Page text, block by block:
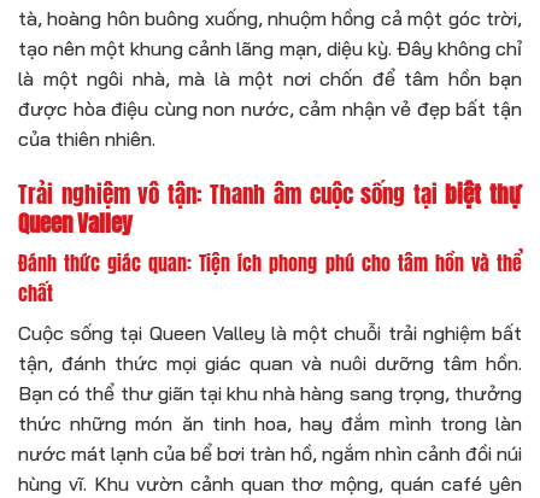
tà, hoàng hôn buông xuống, nhuộm hồng cả một góc trời,
tạo nên một khung cảnh lãng mạn, diệu kỳ. Đây không chỉ
là một ngôi nhà, mà là một nơi chốn để tâm hồn bạn
được hòa điệu cùng non nước, cảm nhận vẻ đẹp bất tận
của thiên nhiên.
Trải nghiệm vô tận: Thanh âm cuộc sống tạibiệt thự
Queen Valley
Đánh thức giác quan: Tiện ích phong phú cho tâm hồn và thể
chất
Cuộc sống tại Queen Valley là một chuỗi trải nghiệm bất
tận, đánh thức mọi giác quan và nuôi dưỡng tâm hồn.
Bạn có thể thư giãn tại khu nhà hàng sang trọng, thưởng
thức những món ăn tinh hoa, hay đắm mình trong làn
nước mát lạnh của bể bơi tràn hồ, ngắm nhìn cảnh đồi núi
hùng vĩ. Khu vườn cảnh quan thơ mộng, quán café yên